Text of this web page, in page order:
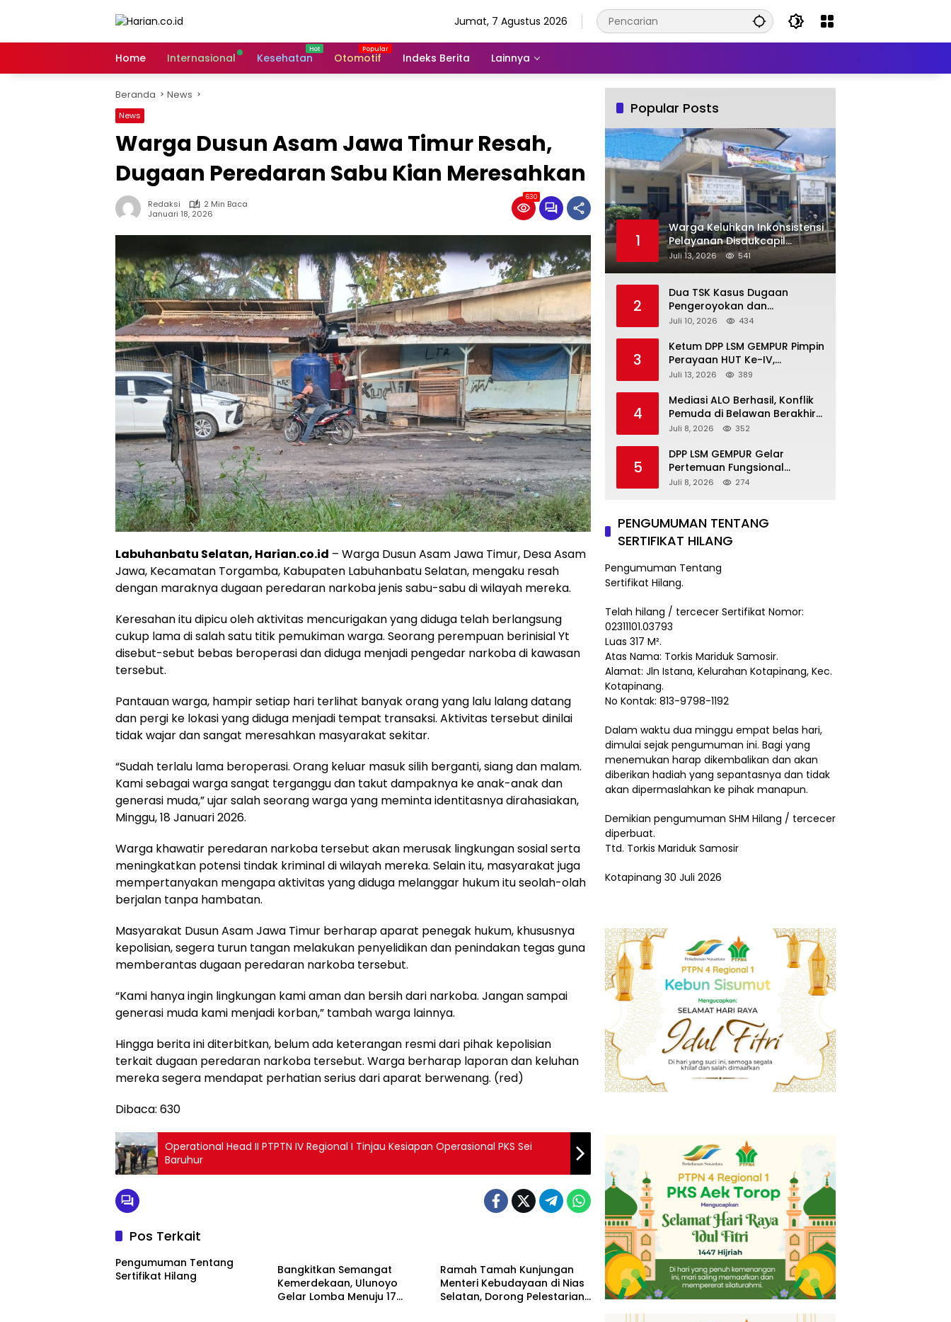
Jumat, 7 Agustus 2026
Home Internasional Kesehatan Otomotif Indeks Berita Lainnya
Beranda News
News
Warga Dusun Asam Jawa Timur Resah,
Dugaan Peredaran Sabu Kian Meresahkan
Redaksi
2 Min Baca
Januari 18, 2026
630
Labuhanbatu Selatan, Harian.co.id – Warga Dusun Asam Jawa Timur, Desa Asam
Jawa, Kecamatan Torgamba, Kabupaten Labuhanbatu Selatan, mengaku resah
dengan maraknya dugaan peredaran narkoba jenis sabu-sabu di wilayah mereka.
Keresahan itu dipicu oleh aktivitas mencurigakan yang diduga telah berlangsung
cukup lama di salah satu titik pemukiman warga. Seorang perempuan berinisial Yt
disebut-sebut bebas beroperasi dan diduga menjadi pengedar narkoba di kawasan
tersebut.
Pantauan warga, hampir setiap hari terlihat banyak orang yang lalu lalang datang
dan pergi ke lokasi yang diduga menjadi tempat transaksi. Aktivitas tersebut dinilai
tidak wajar dan sangat meresahkan masyarakat sekitar.
“Sudah terlalu lama beroperasi. Orang keluar masuk silih berganti, siang dan malam.
Kami sebagai warga sangat terganggu dan takut dampaknya ke anak-anak dan
generasi muda,” ujar salah seorang warga yang meminta identitasnya dirahasiakan,
Minggu, 18 Januari 2026.
Warga khawatir peredaran narkoba tersebut akan merusak lingkungan sosial serta
meningkatkan potensi tindak kriminal di wilayah mereka. Selain itu, masyarakat juga
mempertanyakan mengapa aktivitas yang diduga melanggar hukum itu seolah-olah
berjalan tanpa hambatan.
Masyarakat Dusun Asam Jawa Timur berharap aparat penegak hukum, khususnya
kepolisian, segera turun tangan melakukan penyelidikan dan penindakan tegas guna
memberantas dugaan peredaran narkoba tersebut.
“Kami hanya ingin lingkungan kami aman dan bersih dari narkoba. Jangan sampai
generasi muda kami menjadi korban,” tambah warga lainnya.
Hingga berita ini diterbitkan, belum ada keterangan resmi dari pihak kepolisian
terkait dugaan peredaran narkoba tersebut. Warga berharap laporan dan keluhan
mereka segera mendapat perhatian serius dari aparat berwenang. (red)
Dibaca: 630
Operational Head II PTPTN IV Regional I Tinjau Kesiapan Operasional PKS Sei
Baruhur
Pos Terkait
Pengumuman Tentang
Sertifikat Hilang
Bangkitkan Semangat
Kemerdekaan, Ulunoyo
Gelar Lomba Menuju 17
Ramah Tamah Kunjungan
Menteri Kebudayaan di Nias
Selatan, Dorong Pelestarian
News News
Popular Posts
1
Warga Keluhkan Inkonsistensi
Pelayanan Disdukcapil
Labuhanbatu Selatan dalam
Pengurusan KK Rusak
Juli 13, 2026 541
2
Dua TSK Kasus Dugaan
Pengeroyokan dan
Pengancaman Serahkan Diri,
Tuntaskan Pengamanan Tiga
Tersangka
Juli 10, 2026 434
3
Ketum DPP LSM GEMPUR Pimpin
Perayaan HUT Ke-IV,
Tegaskan Komitmen sebagai
Aspirasi Rakyat
Juli 13, 2026 389
4
Mediasi ALO Berhasil, Konflik
Pemuda di Belawan Berakhir
Damai
Juli 8, 2026 352
5
DPP LSM GEMPUR Gelar
Pertemuan Fungsional
Kepengurusan di Medan
Juli 8, 2026 274
PENGUMUMAN TENTANG
SERTIFIKAT HILANG
Pengumuman Tentang
Sertifikat Hilang.
Telah hilang / tercecer Sertifikat Nomor:
02311101.03793
Luas 317 M².
Atas Nama: Torkis Mariduk Samosir.
Alamat: Jln Istana, Kelurahan Kotapinang, Kec.
Kotapinang.
No Kontak: 813-9798-1192
Dalam waktu dua minggu empat belas hari,
dimulai sejak pengumuman ini. Bagi yang
menemukan harap dikembalikan dan akan
diberikan hadiah yang sepantasnya dan tidak
akan dipermaslahkan ke pihak manapun.
Demikian pengumuman SHM Hilang / tercecer
diperbuat.
Ttd. Torkis Mariduk Samosir
Kotapinang 30 Juli 2026